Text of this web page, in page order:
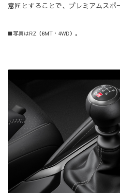
意匠とすることで、プレミアムスポ
■写真はRZ（6MT・4WD）。